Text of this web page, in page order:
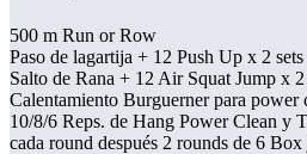
500 m Run or Row
Paso de lagartija + 12 Push Up x 2 sets
Salto de Rana + 12 Air Squat Jump x 2
Calentamiento Burguerner para power
10/8/6 Reps. de Hang Power Clean y
cada round después 2 rounds de 6